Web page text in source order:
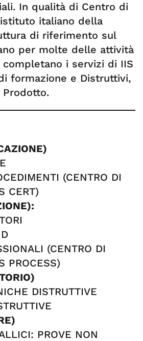
In qualità di Centro di
italiano della
di riferimento sul
per molte delle attività
i servizi di IIS
formazione e Distruttivi,
(CENTRO DI
CERT)
(CENTRO DI
PROCESS)
DISTRUTTIVE
PROVE NON